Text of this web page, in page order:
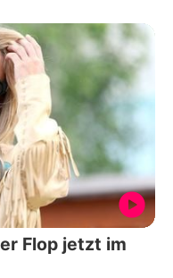
Flop jetzt im